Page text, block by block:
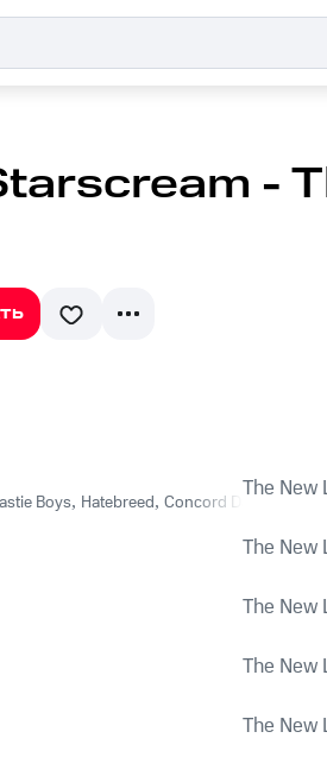
-
Boys, Hatebreed, Concord Dawn ,
The New
The New
The New
The New
The New